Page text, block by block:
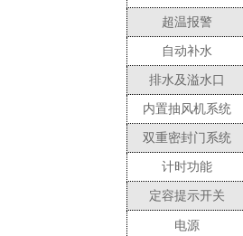
超温报警
自动补水
排水及溢水口
内置抽风机系统
双重密封门系统
计时功能
定容提示开关
电源